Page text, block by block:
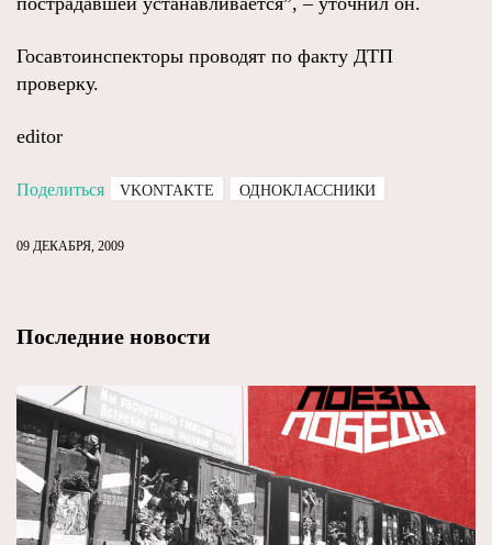
Госавтоинспекторы проводят по факту ДТП
проверку.
editor
Поделиться VKONTAKTE ОДНОКЛАССНИКИ
09 ДЕКАБРЯ, 2009
Последние новости